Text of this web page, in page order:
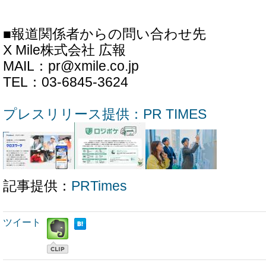
■報道関係者からの問い合わせ先
X Mile株式会社 広報
MAIL：pr@xmile.co.jp
TEL：03-6845-3624
プレスリリース提供：PR TIMES
記事提供： PRTimes
ツイート